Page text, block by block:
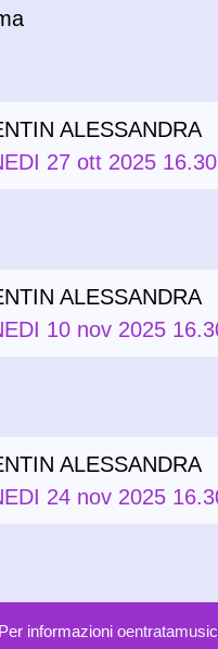
ALESSANDRA
27 ott 2025
ALESSANDRA
10 nov 2025
ALESSANDRA
24 nov 2025
Per informazioni